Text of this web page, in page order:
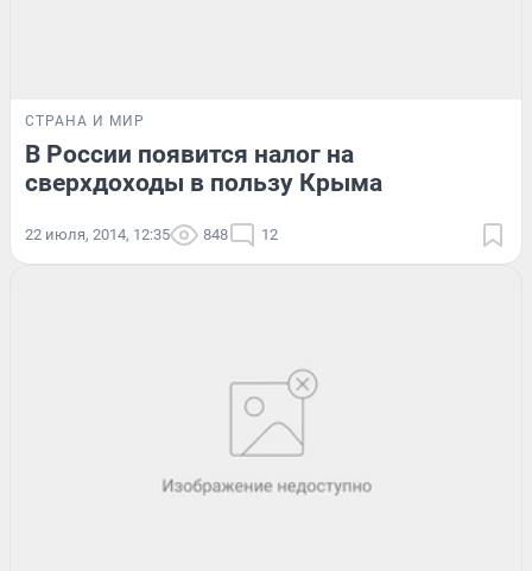
СТРАНА И МИР
В России появится налог на
сверхдоходы в пользу Крыма
22 июля, 2014, 12:35 848 12